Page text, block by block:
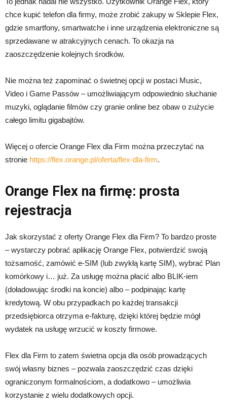
chce kupić telefon dla firmy, może zrobić zakupy w Sklepie Flex,
gdzie smartfony, smartwatche i inne urządzenia elektroniczne są
sprzedawane w atrakcyjnych cenach. To okazja na
zaoszczędzenie kolejnych środków.
Nie można też zapominać o świetnej opcji w postaci Music,
Video i Game Passów – umożliwiającym odpowiednio słuchanie
muzyki, oglądanie filmów czy granie online bez obaw o zużycie
całego limitu gigabajtów.
Więcej o ofercie Orange Flex dla Firm można przeczytać na
stronie https://flex.orange.pl/oferta/flex-dla-firm.
Orange Flex na firmę: prosta
rejestracja
Jak skorzystać z oferty Orange Flex dla Firm? To bardzo proste
– wystarczy pobrać aplikację Orange Flex, potwierdzić swoją
tożsamość, zamówić e-SIM (lub zwykłą kartę SIM), wybrać Plan
komórkowy i… już. Za usługę można płacić albo BLIK-iem
(doładowując środki na koncie) albo – podpinając kartę
kredytową. W obu przypadkach po każdej transakcji
przedsiębiorca otrzyma e-fakturę, dzięki której będzie mógł
wydatek na usługę wrzucić w koszty firmowe.
Flex dla Firm to zatem świetna opcja dla osób prowadzących
swój własny biznes – pozwala zaoszczędzić czas dzięki
ograniczonym formalnościom, a dodatkowo – umożliwia
korzystanie z wielu dodatkowych opcji.